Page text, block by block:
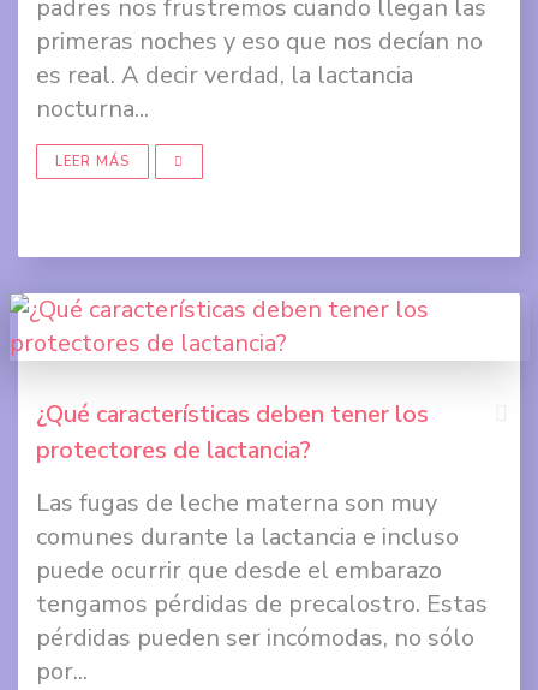
padres nos frustremos cuando llegan las
primeras noches y eso que nos decían no
es real. A decir verdad, la lactancia
nocturna...
LEER MÁS
¿Qué características deben tener los
protectores de lactancia?
Las fugas de leche materna son muy
comunes durante la lactancia e incluso
puede ocurrir que desde el embarazo
tengamos pérdidas de precalostro. Estas
pérdidas pueden ser incómodas, no sólo
por...